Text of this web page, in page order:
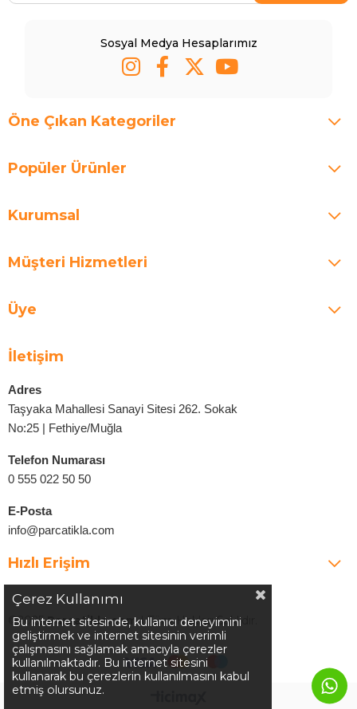
Sosyal Medya Hesaplarımız
Öne Çıkan Kategoriler
Popüler Ürünler
Kurumsal
Müşteri Hizmetleri
Üye
İletişim
Adres
Taşyaka Mahallesi Sanayi Sitesi 262. Sokak
No:25 | Fethiye/Muğla
Telefon Numarası
0 555 022 50 50
E-Posta
info@parcatikla.com
Hızlı Erişim
©2025Parcatikla.com| Tüm Hakları Saklıdır.
Çerez Kullanımı
Bu internet sitesinde, kullanıcı deneyimini
geliştirmek ve internet sitesinin verimli
çalışmasını sağlamak amacıyla çerezler
kullanılmaktadır. Bu internet sitesini
kullanarak bu çerezlerin kullanılmasını kabul
etmiş olursunuz.